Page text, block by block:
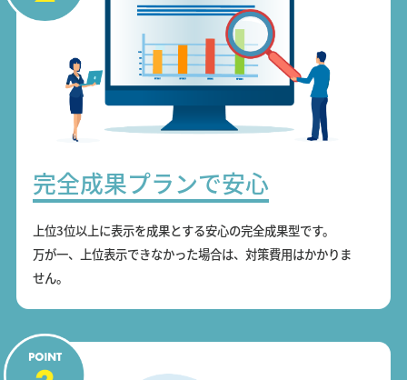
完全成果プランで安心
上位3位以上に表示を成果とする安心の完全成果型です。
万が一、上位表示できなかった場合は、対策費用はかかりま
せん。